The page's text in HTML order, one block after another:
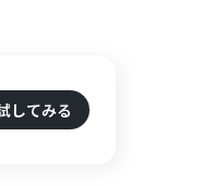
してみる